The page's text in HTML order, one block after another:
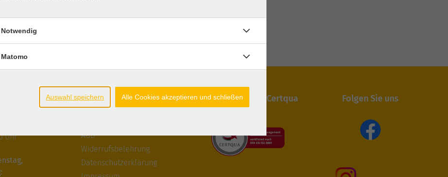
Uhr
Gesetzliche
Angaben
AGB
Widerrufsbelehrung
Datenschutzerklärung
Zertifiziert durch Certqua Folgen Sie uns
Notwendig
Matomo
Auswahl speichern Alle Cookies akzeptieren und schließen